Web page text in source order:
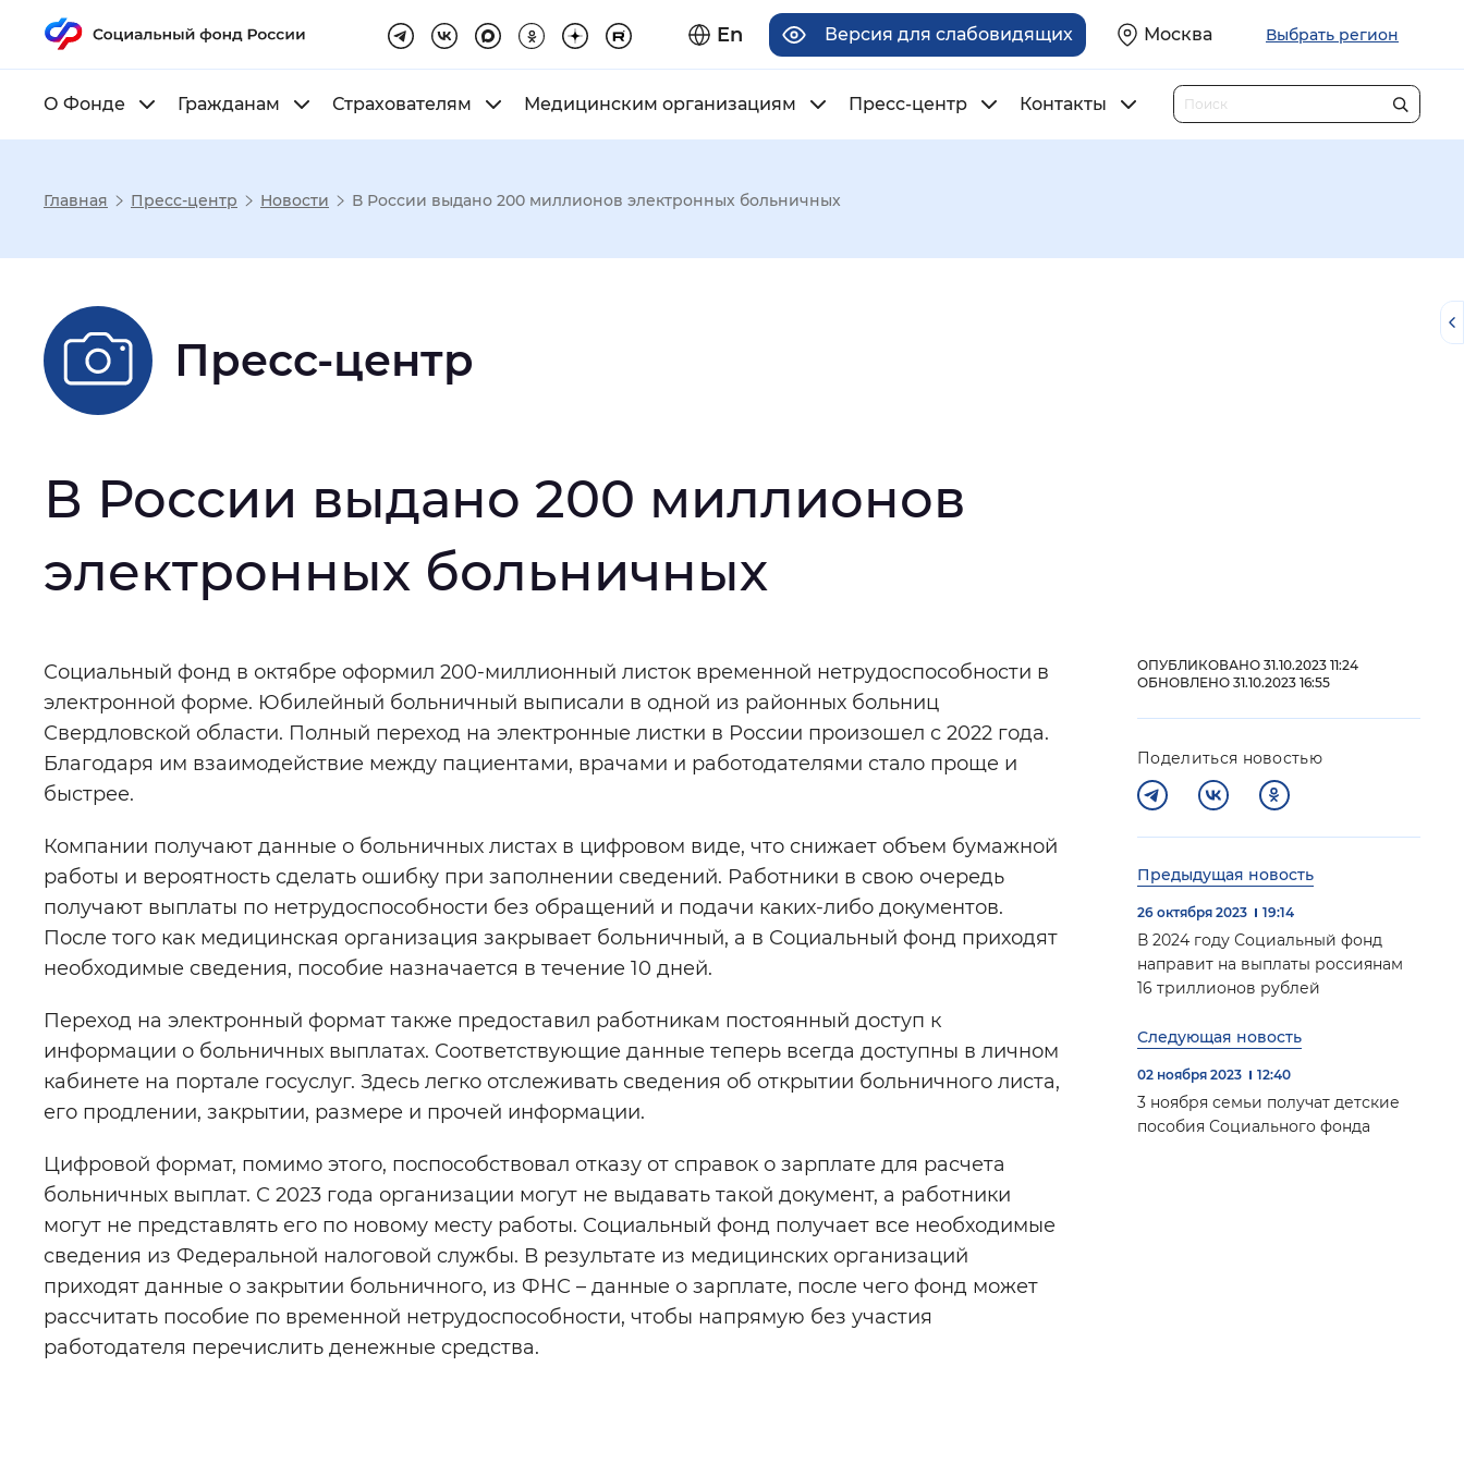
En Версия для слабовидящих Москва Выбрать регион
О Фонде Гражданам Страхователям Медицинским организациям Пресс-центр Контакты
Настройка режима отображения
Размер шрифта
Шрифт
Интервал между буквами Нормальный Увеличенный Большой
Цвет сайта: Монохромный Инверсивный монохромный
Изображения : Включены Выключены
Звуковой ассистент: Воспроизвести Остановить Повторить
Вернуть стандартные настройки Закрыть
Главная Пресс-центр Новости В России выдано 200 миллионов электронных больничных
Пресс-центр
В России выдано 200 миллионов
электронных больничных
Основная
информация
Социальный фонд в октябре оформил 200-миллионный листок временной нетрудоспособности в
электронной форме. Юбилейный больничный выписали в одной из районных больниц
Свердловской области. Полный переход на электронные листки в России произошел с 2022 года.
Благодаря им взаимодействие между пациентами, врачами и работодателями стало проще и
быстрее.
Компании получают данные о больничных листах в цифровом виде, что снижает объем бумажной
работы и вероятность сделать ошибку при заполнении сведений. Работники в свою очередь
получают выплаты по нетрудоспособности без обращений и подачи каких-либо документов.
После того как медицинская организация закрывает больничный, а в Социальный фонд приходят
необходимые сведения, пособие назначается в течение 10 дней.
Переход на электронный формат также предоставил работникам постоянный доступ к
информации о больничных выплатах. Соответствующие данные теперь всегда доступны в личном
кабинете на портале госуслуг. Здесь легко отслеживать сведения об открытии больничного листа,
его продлении, закрытии, размере и прочей информации.
Цифровой формат, помимо этого, поспособствовал отказу от справок о зарплате для расчета
больничных выплат. С 2023 года организации могут не выдавать такой документ, а работники
могут не представлять его по новому месту работы. Социальный фонд получает все необходимые
сведения из Федеральной налоговой службы. В результате из медицинских организаций
приходят данные о закрытии больничного, из ФНС – данные о зарплате, после чего фонд может
рассчитать пособие по временной нетрудоспособности, чтобы напрямую без участия
работодателя перечислить денежные средства.
ОПУБЛИКОВАНО 31.10.2023 11:24
ОБНОВЛЕНО 31.10.2023 16:55
Поделиться новостью
Предыдущая новость
26 октября 2023 19:14
В 2024 году Социальный фонд
направит на выплаты россиянам
16 триллионов рублей
Следующая новость
02 ноября 2023 12:40
3 ноября семьи получат детские
пособия Социального фонда